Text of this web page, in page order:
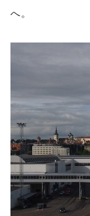
へ。